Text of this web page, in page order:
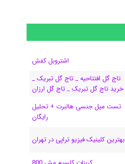
اشتروبل کفش
تاج گل افتتاحیه _ تاج گل تبریک _
خرید تاج گل تبریک _ تاج گل ارزان
تست میل جنسی هالبرت + تحلیل
رایگان
بهترین کلینیک فیزیو تراپی در تهران